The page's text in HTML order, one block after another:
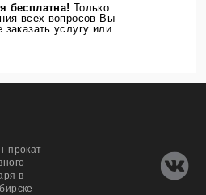
бесплатна! Только
всех вопросов Вы
услугу или
прокат
в